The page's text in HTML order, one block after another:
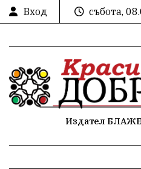
Вход
събота,
Издател